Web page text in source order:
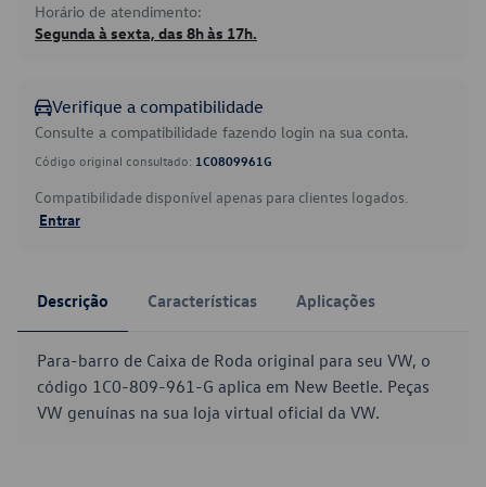
Horário de atendimento:
Segunda à sexta, das 8h às 17h.
Verifique a compatibilidade
Consulte a compatibilidade fazendo login na sua conta.
Código original consultado: 1C0809961G
Compatibilidade disponível apenas para clientes logados.
Entrar
Descrição Características Aplicações
Para-barro de Caixa de Roda original para seu VW, o
código 1C0-809-961-G aplica em New Beetle. Peças
VW genuínas na sua loja virtual oficial da VW.